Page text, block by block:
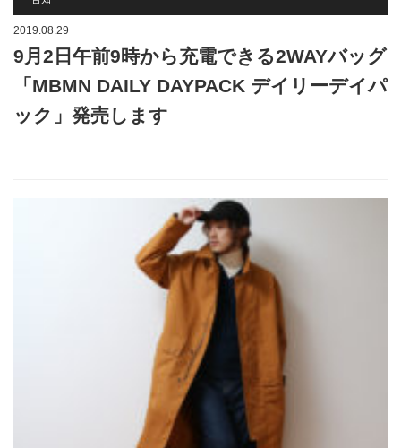
2019.08.29
9月2日午前9時から充電できる2WAYバッグ
「MBMN DAILY DAYPACK デイリーデイパ
ック」発売します